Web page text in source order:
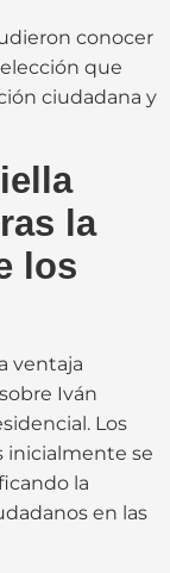
conocer
que
ciudadana y
la
los
ventaja
Iván
Los
inicialmente se
la
en las